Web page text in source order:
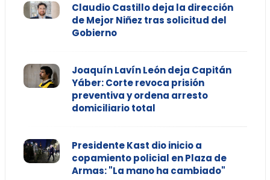
Claudio Castillo deja la dirección
de Mejor Niñez tras solicitud del
Gobierno
Joaquín Lavín León deja Capitán
Yáber: Corte revoca prisión
preventiva y ordena arresto
domiciliario total
Presidente Kast dio inicio a
copamiento policial en Plaza de
Armas: "La mano ha cambiado"